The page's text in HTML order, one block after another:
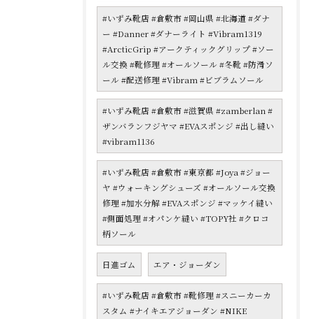
#いずみ靴店 #倉敷市 #岡山県 #北海道 #ダナ
ー #Danner #ダナーライト #Vibram1319
#ArcticGrip #アークティックグリップ #ソー
ル交換 #靴修理 #オールソール #冬靴 #防滑ソ
ール #配送修理 #Vibram #ビブラムソール
#いずみ靴店 #倉敷市 #滋賀県 #zamberlan #
ザンバランフジヤマ #EVAスポンジ #出し縫い
#vibram1136
#いずみ靴店 #倉敷市 #東京都 #Joya #ジョー
ヤ #ウォーキングシューズ #オールソール交換
修理 #加水分解 #EVAスポンジ #マッケイ縫い
#側面処理 #オパンケ縫い #TOPY社 #クロコ
柄ソール
日進ゴム エア・ジョーダン
#いずみ靴店 #倉敷市 #靴修理 #スニーカーカ
スタム #ナイキエアジョーダン #NIKE